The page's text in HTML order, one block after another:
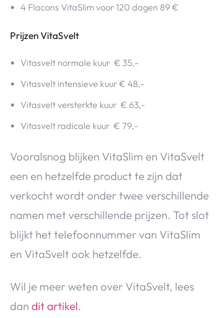
4 Flacons VitaSlim voor 120 dagen 89 €
Prijzen VitaSvelt
Vitasvelt normale kuur € 35,-
Vitasvelt intensieve kuur € 48,-
Vitasvelt versterkte kuur € 63,-
Vitasvelt radicale kuur € 79,-
Vooralsnog blijken VitaSlim en VitaSvelt
een en hetzelfde product te zijn dat
verkocht wordt onder twee verschillende
namen met verschillende prijzen. Tot slot
blijkt het telefoonnummer van VitaSlim
en VitaSvelt ook hetzelfde.
Wil je meer weten over VitaSvelt, lees
dan dit artikel.